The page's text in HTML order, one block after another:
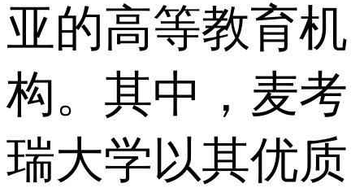
亚的高等教育机
构。其中，麦考
瑞大学以其优质